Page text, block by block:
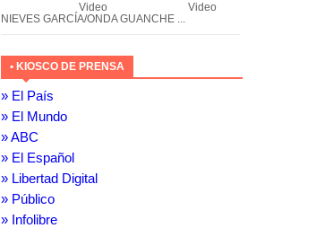
Video Video
NIEVES GARCÍA/ONDA GUANCHE ...
• KIOSCO DE PRENSA
» El País
» El Mundo
» ABC
» El Español
» Libertad Digital
» Público
» Infolibre